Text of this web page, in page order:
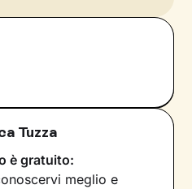
Tuzza
è gratuito:
meglio e